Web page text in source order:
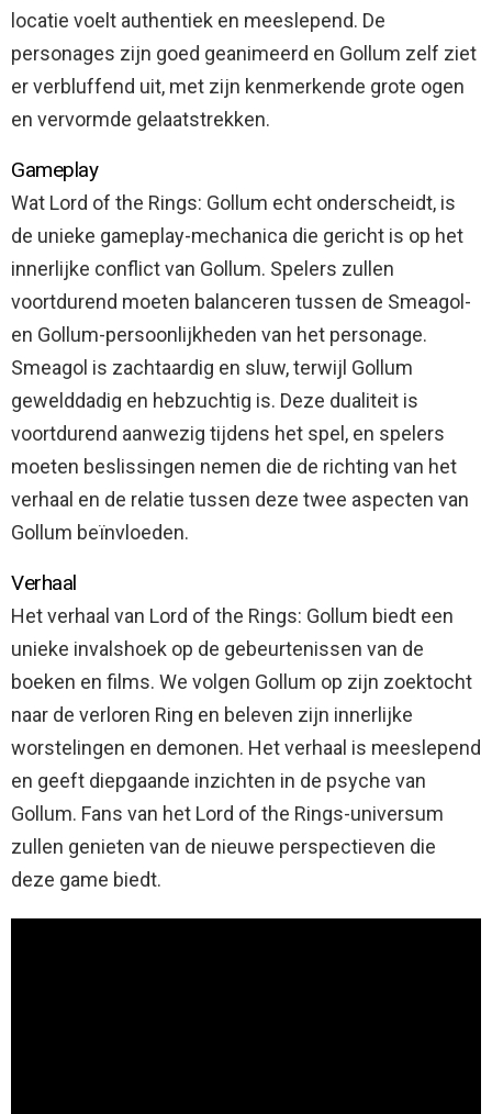
locatie voelt authentiek en meeslepend. De
personages zijn goed geanimeerd en Gollum zelf ziet
er verbluffend uit, met zijn kenmerkende grote ogen
en vervormde gelaatstrekken.
Gameplay
Wat Lord of the Rings: Gollum echt onderscheidt, is
de unieke gameplay-mechanica die gericht is op het
innerlijke conflict van Gollum. Spelers zullen
voortdurend moeten balanceren tussen de Smeagol-
en Gollum-persoonlijkheden van het personage.
Smeagol is zachtaardig en sluw, terwijl Gollum
gewelddadig en hebzuchtig is. Deze dualiteit is
voortdurend aanwezig tijdens het spel, en spelers
moeten beslissingen nemen die de richting van het
verhaal en de relatie tussen deze twee aspecten van
Gollum beïnvloeden.
Verhaal
Het verhaal van Lord of the Rings: Gollum biedt een
unieke invalshoek op de gebeurtenissen van de
boeken en films. We volgen Gollum op zijn zoektocht
naar de verloren Ring en beleven zijn innerlijke
worstelingen en demonen. Het verhaal is meeslepend
en geeft diepgaande inzichten in de psyche van
Gollum. Fans van het Lord of the Rings-universum
zullen genieten van de nieuwe perspectieven die
deze game biedt.